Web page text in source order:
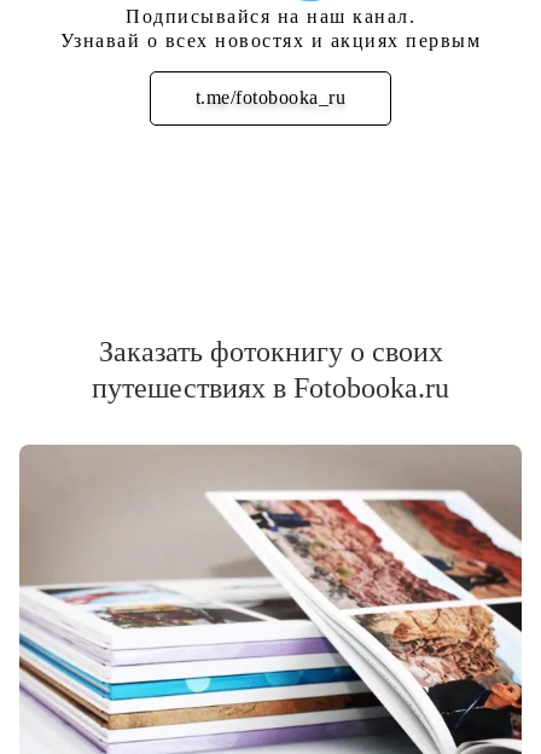
Подписывайся на наш канал.
Узнавай о всех новостях и акциях первым
t.me/fotobooka_ru
Подписаться
Заказать фотокнигу о своих
путешествиях в Fotobooka.ru